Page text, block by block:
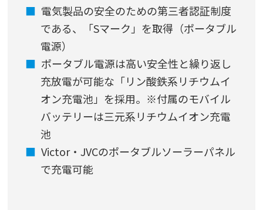
電気製品の安全のための第三者認証制度
である、「Sマーク」を取得（ポータブル
電源）
ポータブル電源は高い安全性と繰り返し
充放電が可能な「リン酸鉄系リチウムイ
オン充電池」を採用。※付属のモバイル
バッテリーは三元系リチウムイオン充電
池
Victor・JVCのポータブルソーラーパネル
で充電可能